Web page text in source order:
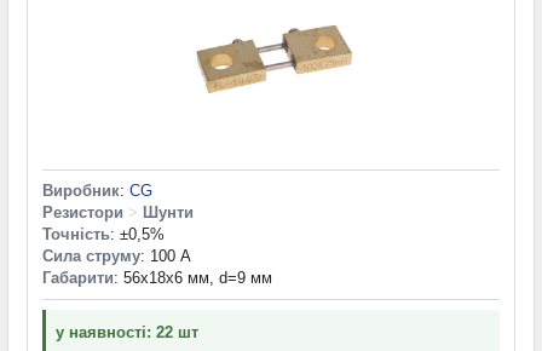
Виробник: CG
Резистори > Шунти
Точність: ±0,5%
Сила струму: 100 А
Габарити: 56x18x6 мм, d=9 мм
у наявності: 22 шт